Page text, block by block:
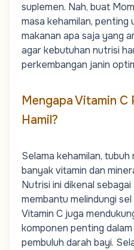
suplemen. Nah, buat
masa kehamilan, penting
makanan apa saja yang
agar kebutuhan nutrisi
perkembangan janin
Mengapa Vitamin C
Hamil?
Selama kehamilan,
banyak vitamin dan
Nutrisi ini dikenal
membantu melindungi
Vitamin C juga
komponen penting
pembuluh darah bayi.